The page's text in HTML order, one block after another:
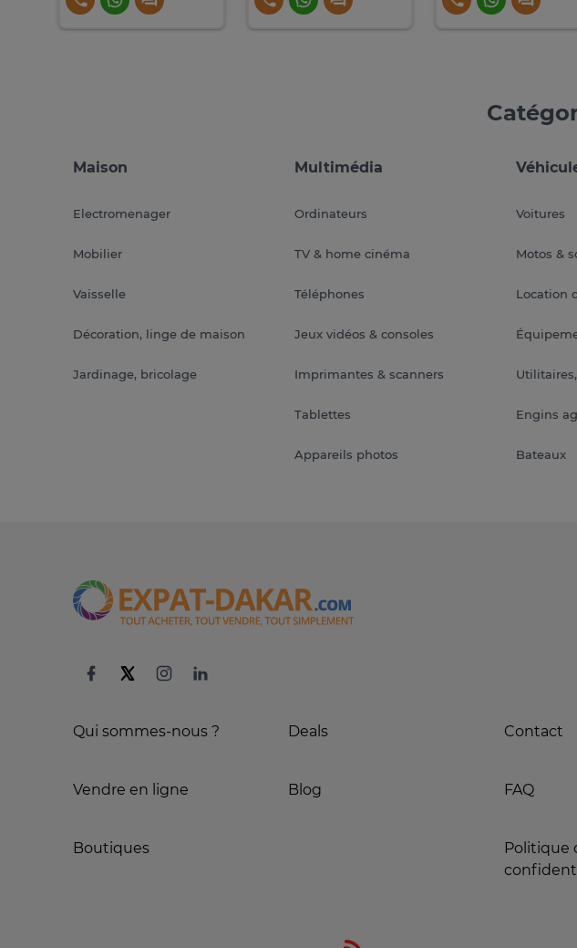
Maison
Electromenager
Mobilier
Vaisselle
Décoration, linge de maison
Jardinage, bricolage
Multimédia
Ordinateurs
TV & home cinéma
Téléphones
Jeux vidéos & consoles
Imprimantes & scanners
Tablettes
Appareils photos
Voitures
Motos &
Location
Engins
Bateaux
Qui sommes-nous ?
Vendre en ligne
Boutiques
Deals
Blog
Contact
FAQ
Politique